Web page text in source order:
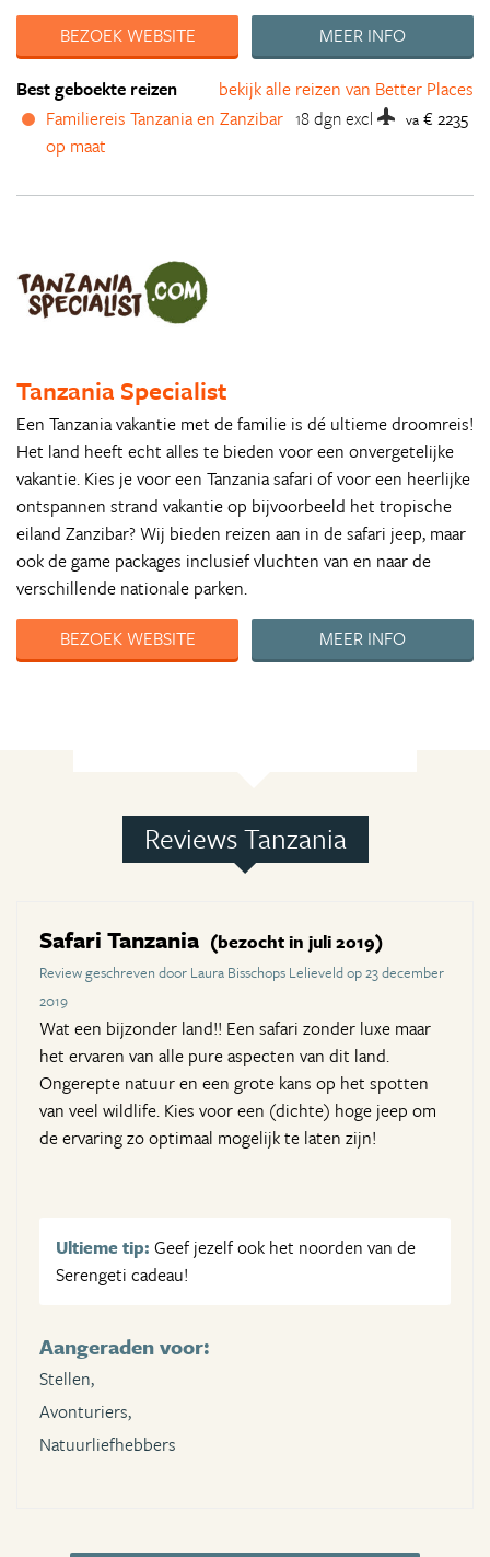
BEZOEK WEBSITE
MEER INFO
bekijk alle reizen van Better Places
Best geboekte reizen
Familiereis Tanzania en Zanzibar
op maat
18 dgnexcl va € 2235
Tanzania Specialist
Een Tanzania vakantie met de familie is dé ultieme droomreis!
Het land heeft echt alles te bieden voor een onvergetelijke
vakantie. Kies je voor een Tanzania safari of voor een heerlijke
ontspannen strand vakantie op bijvoorbeeld het tropische
eiland Zanzibar? Wij bieden reizen aan in de safari jeep, maar
ook de game packages inclusief vluchten van en naar de
verschillende nationale parken.
BEZOEK WEBSITE
MEER INFO
Reviews Tanzania
Safari Tanzania (bezocht in juli 2019)
Review geschreven door Laura Bisschops Lelieveld op 23 december
2019
Wat een bijzonder land!! Een safari zonder luxe maar
het ervaren van alle pure aspecten van dit land.
Ongerepte natuur en een grote kans op het spotten
van veel wildlife. Kies voor een (dichte) hoge jeep om
de ervaring zo optimaal mogelijk te laten zijn!
Ultieme tip: Geef jezelf ook het noorden van de
Serengeti cadeau!
Aangeraden voor:
Stellen,
Avonturiers,
Natuurliefhebbers